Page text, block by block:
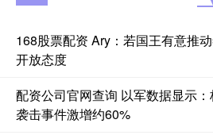
168股票配资 Ary：若国王有意推
开放态度
配资公司官网查询 以军数据显示
袭击事件激增约60%